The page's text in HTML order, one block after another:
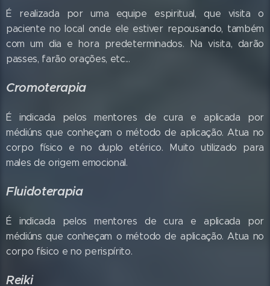
É realizada por uma equipe espiritual, que visita o
paciente no local onde ele estiver repousando, também
com um dia e hora predeterminados. Na visita, darão
passes, farão orações, etc...
Cromoterapia
É indicada pelos mentores de cura e aplicada por
médiúns que conheçam o método de aplicação. Atua no
corpo físico e no duplo etérico. Muito utilizado para
males de origem emocional.
Fluidoterapia
É indicada pelos mentores de cura e aplicada por
médiúns que conheçam o método de aplicação. Atua no
corpo físico e no perispírito.
Reiki